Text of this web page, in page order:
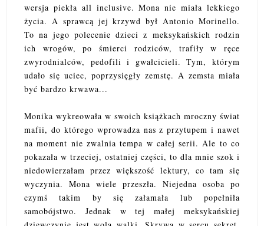
wersja piekła all inclusive. Mona nie miała lekkiego
życia. A sprawcą jej krzywd był Antonio Morinello.
To na jego polecenie dzieci z meksykańskich rodzin
ich wrogów, po śmierci rodziców, trafiły w ręce
zwyrodnialców, pedofili i gwałcicieli. Tym, którym
udało się uciec, poprzysięgły zemstę. A zemsta miała
być bardzo krwawa...
Monika wykreowała w swoich książkach mroczny świat
mafii, do którego wprowadza nas z przytupem i nawet
na moment nie zwalnia tempa w całej serii. Ale to co
pokazała w trzeciej, ostatniej części, to dla mnie szok i
niedowierzałam przez większość lektury, co tam się
wyczynia. Mona wiele przeszła. Niejedna osoba po
czymś takim by się załamała lub popełniła
samobójstwo. Jednak w tej małej meksykańskiej